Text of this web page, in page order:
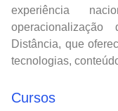
experiência
Distância, que
tecnologias,
Cursos